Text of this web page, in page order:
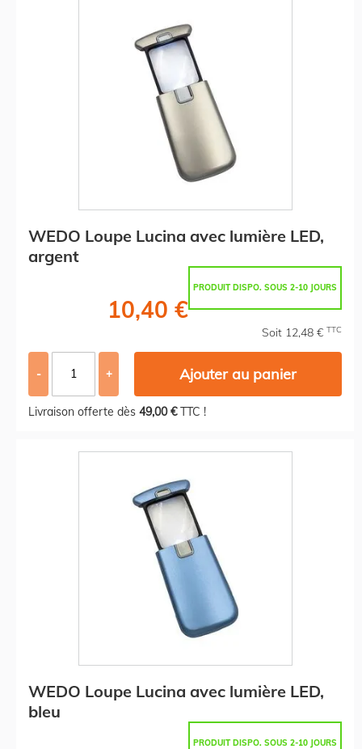
WEDO Loupe Lucina avec lumière LED,
argent
PRODUIT DISPO. SOUS 2-10 JOURS
10,40 €
Soit 12,48 € TTC
- + Ajouter au panier
Livraison offerte dès 49,00 €TTC !
WEDO Loupe Lucina avec lumière LED,
bleu
PRODUIT DISPO. SOUS 2-10 JOURS